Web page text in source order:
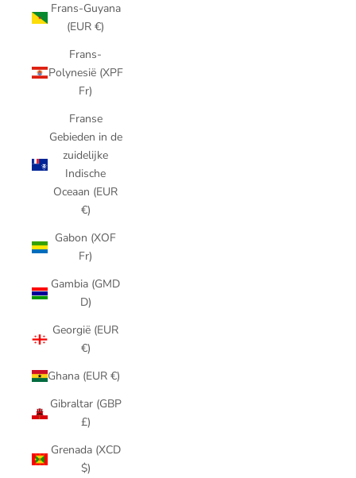
Frans-Guyana
(EUR €)
Frans-
Polynesië (XPF
Fr)
Franse
Gebieden in de
zuidelijke
Indische
Oceaan (EUR
€)
Gabon (XOF
Fr)
Gambia (GMD
D)
Georgië (EUR
€)
Ghana (EUR €)
Gibraltar (GBP
£)
Grenada (XCD
$)